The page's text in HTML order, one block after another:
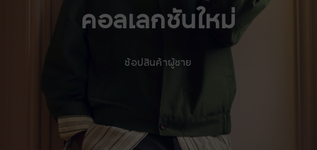
คอลเลกชันใหม่
ช้อปสินค้าผู้ชาย